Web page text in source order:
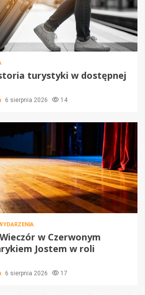
turystyki w dostępnej
6 sierpnia 2026 14
w Czerwonym
Jostem w roli
6 sierpnia 2026 17